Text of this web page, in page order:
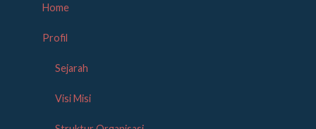
Home
Profil
Sejarah
Visi Misi